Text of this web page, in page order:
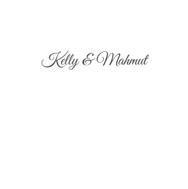
Kelly & Mahmut